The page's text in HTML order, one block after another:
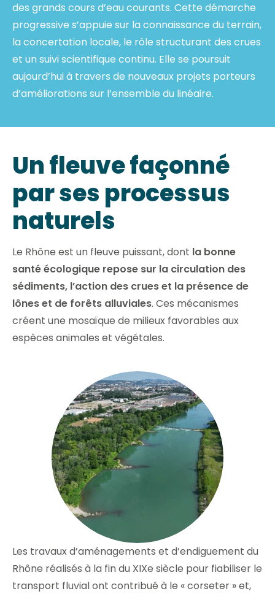
des grands cours d’eau courants. Cette démarche
progressive s’appuie sur la connaissance du terrain,
la concertation locale, le rôle structurant des crues
et un suivi scientifique continu. Elle se poursuit
aujourd’hui à travers de nouveaux projets porteurs
d’améliorations sur l’ensemble du linéaire.
Un fleuve façonné
par ses processus
naturels
Le Rhône est un fleuve puissant, dont la bonne
santé écologique repose sur la circulation des
sédiments, l’action des crues et la présence de
lônes et de forêts alluviales. Ces mécanismes
créent une mosaïque de milieux favorables aux
espèces animales et végétales.
Les travaux d’aménagements et d’endiguement du
Rhône réalisés à la fin du XIXe siècle pour fiabiliser le
transport fluvial ont contribué à le « corseter » et,